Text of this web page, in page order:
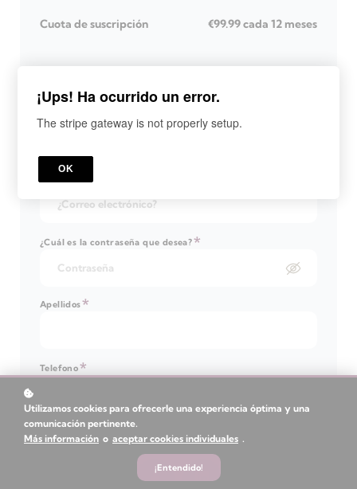
Cuota de suscripción €99.99 cada 12 meses
¿Cuál es su correo electrónico?
¿Cuál es la contraseña que desea?*
Apellidos*
Telefono*
or
Utilizamos cookies para ofrecerle una experiencia óptima y una
comunicación pertinente.
Más información o aceptar cookies individuales .
¡Entendido!
¡Ups! Ha ocurrido un error.
The stripe gateway is not properly setup.
OK